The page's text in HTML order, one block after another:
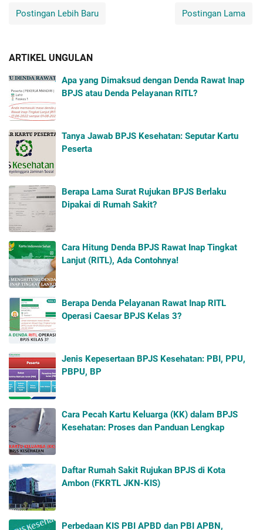
Postingan Lebih Baru Postingan Lama
ARTIKEL UNGULAN
Apa yang Dimaksud dengan Denda Rawat Inap
BPJS atau Denda Pelayanan RITL?
Tanya Jawab BPJS Kesehatan: Seputar Kartu
Peserta
Berapa Lama Surat Rujukan BPJS Berlaku
Dipakai di Rumah Sakit?
Cara Hitung Denda BPJS Rawat Inap Tingkat
Lanjut (RITL), Ada Contohnya!
Berapa Denda Pelayanan Rawat Inap RITL
Operasi Caesar BPJS Kelas 3?
Jenis Kepesertaan BPJS Kesehatan: PBI, PPU,
PBPU, BP
Cara Pecah Kartu Keluarga (KK) dalam BPJS
Kesehatan: Proses dan Panduan Lengkap
Daftar Rumah Sakit Rujukan BPJS di Kota
Ambon (FKRTL JKN-KIS)
Perbedaan KIS PBI APBD dan PBI APBN,